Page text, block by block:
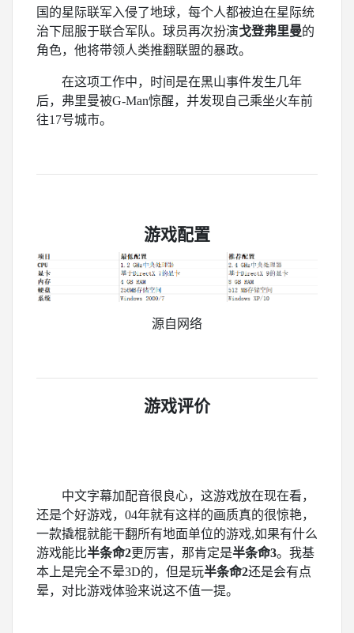
国的星际联军入侵了地球，每个人都被迫在星际统
治下屈服于联合军队。球员再次扮演戈登弗里曼的
角色，他将带领人类推翻联盟的暴政。
在这项工作中，时间是在黑山事件发生几年
后，弗里曼被G-Man惊醒，并发现自己乘坐火车前
往17号城市。
游戏配置
源自网络
游戏评价
中文字幕加配音很良心，这游戏放在现在看，
还是个好游戏， 04年就有这样的画质真的很惊艳，
一款撬棍就能干翻所有地面单位的游戏,如果有什么
游戏能比半条命2更厉害，那肯定是半条命3。 我基
本上是完全不晕3D的，但是玩半条命2还是会有点
晕，对比游戏体验来说这不值一提。